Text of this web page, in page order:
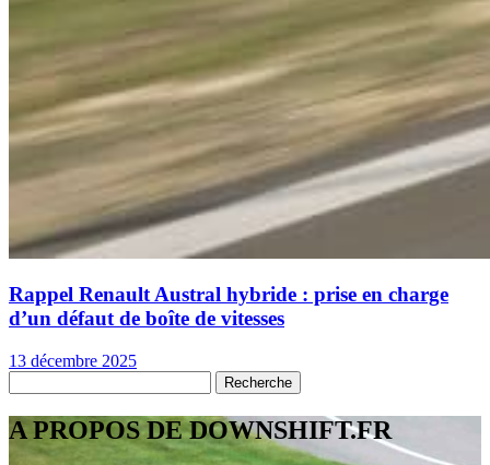
Rappel Renault Austral hybride : prise en charge
d’un défaut de boîte de vitesses
13 décembre 2025
A PROPOS DE DOWNSHIFT.FR